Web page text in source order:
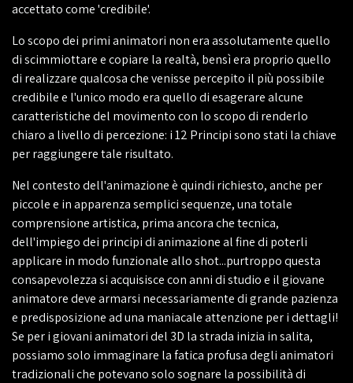
accettato come 'credibile'.
Lo scopo dei primi animatori non era assolutamente quello
di scimmiottare e copiare la realtà, bensì era proprio quello
di realizzare qualcosa che venisse percepito il più possibile
credibile e l'unico modo era quello di esagerare alcune
caratteristiche del movimento con lo scopo di renderlo
chiaro a livello di percezione: i 12 Principi sono stati la chiave
per raggiungere tale risultato.
Nel contesto dell'animazione è quindi richiesto, anche per
piccole e in apparenza semplici sequenze, una totale
comprensione artistica, prima ancora che tecnica,
dell'impiego dei principi di animazione al fine di poterli
applicare in modo funzionale allo shot...purtroppo questa
consapevolezza si acquisisce con anni di studio e il giovane
animatore deve armarsi necessariamente di grande pazienza
e predisposizione ad una maniacale attenzione per i dettagli!
Se per i giovani animatori del 3D la strada inizia in salita,
possiamo solo immaginare la fatica profusa degli animatori
tradizionali che potevano solo sognare la possibilità di